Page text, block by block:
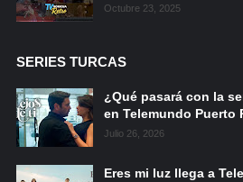
Octubre 23, 2025
SERIES TURCAS
¿Qué pasará con la
en Telemundo Puerto
Julio 26, 2026
Eres mi luz llega a